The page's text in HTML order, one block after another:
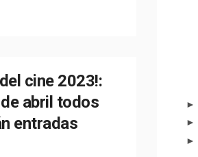
cine 2023!:
abril todos
entradas
►
►
►